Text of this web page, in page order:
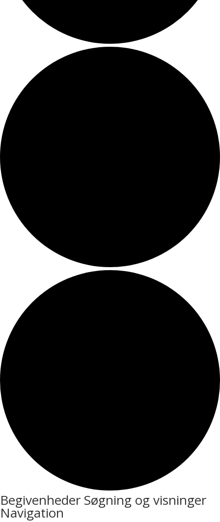
Begivenheder
Begivenheder Søgning og visninger
Navigation